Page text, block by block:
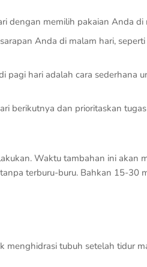
dengan memilih pakaian Anda di
Anda di malam hari,
pagi hari adalah cara sederhana
berikutnya dan prioritaskan
Waktu tambahan ini akan
terburu-buru. Bahkan 15-30
menghidrasi tubuh setelah tidur